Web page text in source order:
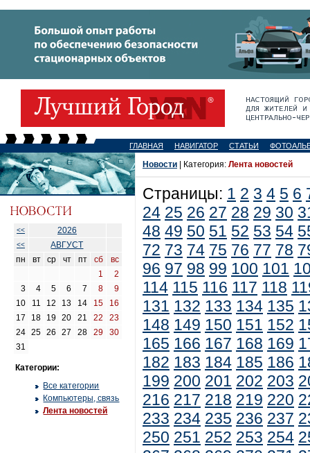
ГЛАВНАЯ НАВИГАТОР СТАТЬИ
<< 2026
<<
АВГУСТ
пн
вт ср чт пт сб
вс
1
2
3
4 5 6 7 8
9
10
11 12 13 14 15
16
17
18 19 20 21 22
23
24
25 26 27 28 29
30
31
Категории:
Все категории
Компьютеры, связь
Лента новостей
Новости | Категория: Лента новостей
Страницы: 1 2 3 4 5 6
24 25 26 27 28 29 30
48 49 50 51 52 53 54
72 73 74 75 76 77 78
96 97 98 99 100 101
114 115 116 117 118
131 132 133 134 135
148 149 150 151 152
165 166 167 168 169
182 183 184 185 186
199 200 201 202 203
216 217 218 219 220
233 234 235 236 237
250 251 252 253 254